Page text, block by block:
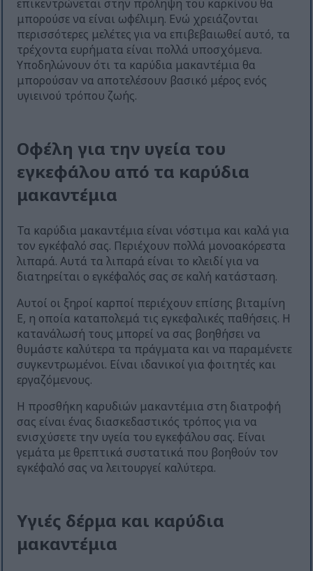
επικεντρώνεται στην πρόληψη του καρκίνου θα
μπορούσε να είναι ωφέλιμη. Ενώ χρειάζονται
περισσότερες μελέτες για να επιβεβαιωθεί αυτό, τα
τρέχοντα ευρήματα είναι πολλά υποσχόμενα.
Υποδηλώνουν ότι τα καρύδια μακαντέμια θα
μπορούσαν να αποτελέσουν βασικό μέρος ενός
υγιεινού τρόπου ζωής.
Οφέλη για την υγεία του
εγκεφάλου από τα καρύδια
μακαντέμια
Τα καρύδια μακαντέμια είναι νόστιμα και καλά για
τον εγκέφαλό σας. Περιέχουν πολλά μονοακόρεστα
λιπαρά. Αυτά τα λιπαρά είναι το κλειδί για να
διατηρείται ο εγκέφαλός σας σε καλή κατάσταση.
Αυτοί οι ξηροί καρποί περιέχουν επίσης βιταμίνη
Ε, η οποία καταπολεμά τις εγκεφαλικές παθήσεις. Η
κατανάλωσή τους μπορεί να σας βοηθήσει να
θυμάστε καλύτερα τα πράγματα και να παραμένετε
συγκεντρωμένοι. Είναι ιδανικοί για φοιτητές και
εργαζόμενους.
Η προσθήκη καρυδιών μακαντέμια στη διατροφή
σας είναι ένας διασκεδαστικός τρόπος για να
ενισχύσετε την υγεία του εγκεφάλου σας. Είναι
γεμάτα με θρεπτικά συστατικά που βοηθούν τον
εγκέφαλό σας να λειτουργεί καλύτερα.
Υγιές δέρμα και καρύδια
μακαντέμια